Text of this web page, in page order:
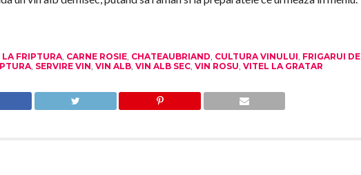
LA FRIPTURA, CARNE ROSIE, CHATEAUBRIAND, CULTURA VINULUI, FRIGARUI DE
, SERVIRE VIN, VIN ALB, VIN ALB SEC, VIN ROSU, VITEL LA GRATAR